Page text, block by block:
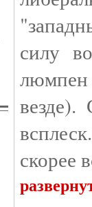
силу
везде).
скорее